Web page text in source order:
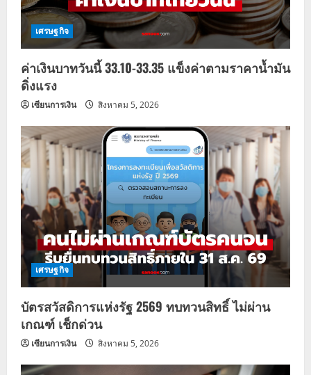
เศรษฐกิจ
ค่าเงินบาทวันนี้ 33.10-33.35 แข็งค่าตามราคาน้ำมัน
ดิ่งแรง
เซียนการเงิน สิงหาคม 5, 2026
เศรษฐกิจ
บัตรสวัสดิการแห่งรัฐ 2569 ทบทวนสิทธิ์ ไม่ผ่าน
เกณฑ์ เช็กด่วน
เซียนการเงิน สิงหาคม 5, 2026